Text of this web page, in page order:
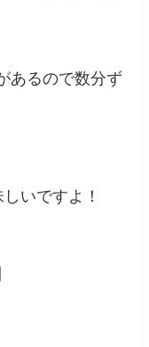
あるので数分ず
いですよ！